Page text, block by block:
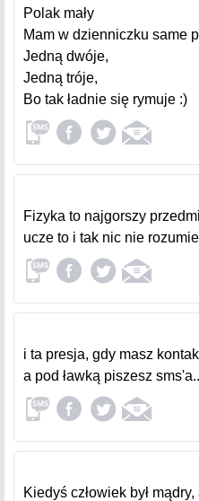
Polak mały
Mam w dzienniczku same
Jedną dwóje,
Jedną tróje,
Bo tak ładnie się rymuje :)
Fizyka to najgorszy
ucze to i tak nic nie rozumie
i ta presja, gdy masz
a pod ławką piszesz
Kiedyś człowiek był